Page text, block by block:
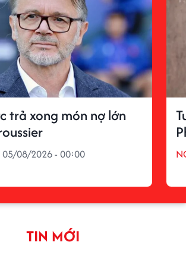
trả xong món nợ lớn
05/08/2026 - 00:00
TIN MỚI